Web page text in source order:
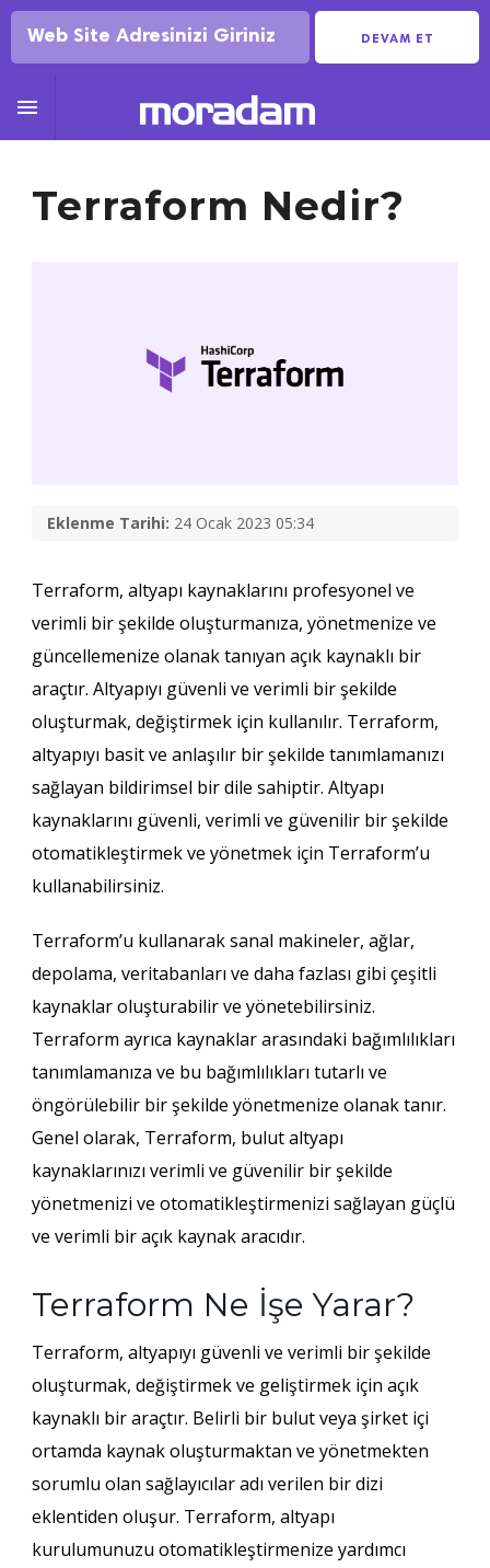
DEVAM ET

Terraform Nedir?
Eklenme Tarihi: 24 Ocak 2023 05:34
Terraform, altyapı kaynaklarını profesyonel ve
verimli bir şekilde oluşturmanıza, yönetmenize ve
güncellemenize olanak tanıyan açık kaynaklı bir
araçtır. Altyapıyı güvenli ve verimli bir şekilde
oluşturmak, değiştirmek için kullanılır. Terraform,
altyapıyı basit ve anlaşılır bir şekilde tanımlamanızı
sağlayan bildirimsel bir dile sahiptir. Altyapı
kaynaklarını güvenli, verimli ve güvenilir bir şekilde
otomatikleştirmek ve yönetmek için Terraform’u
kullanabilirsiniz.
Terraform’u kullanarak sanal makineler, ağlar,
depolama, veritabanları ve daha fazlası gibi çeşitli
kaynaklar oluşturabilir ve yönetebilirsiniz.
Terraform ayrıca kaynaklar arasındaki bağımlılıkları
tanımlamanıza ve bu bağımlılıkları tutarlı ve
öngörülebilir bir şekilde yönetmenize olanak tanır.
Genel olarak, Terraform, bulut altyapı
kaynaklarınızı verimli ve güvenilir bir şekilde
yönetmenizi ve otomatikleştirmenizi sağlayan güçlü
ve verimli bir açık kaynak aracıdır.
Terraform Ne İşe Yarar?
Terraform, altyapıyı güvenli ve verimli bir şekilde
oluşturmak, değiştirmek ve geliştirmek için açık
kaynaklı bir araçtır. Belirli bir bulut veya şirket içi
ortamda kaynak oluşturmaktan ve yönetmekten
sorumlu olan sağlayıcılar adı verilen bir dizi
eklentiden oluşur. Terraform, altyapı
kurulumunuzu otomatikleştirmenize yardımcı